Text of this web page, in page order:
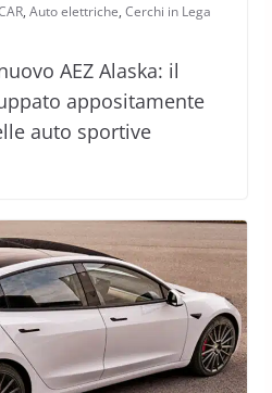
, Auto elettriche, Cerchi in Lega
AEZ Alaska: il
appositamente
auto sportive